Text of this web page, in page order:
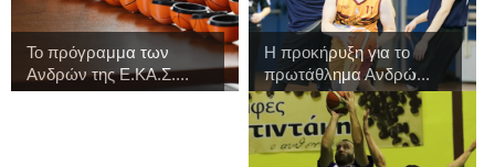
Το πρόγραμμα των
Ανδρών της Ε.ΚΑ.Σ....
Η προκήρυξη για το
πρωτάθλημα Ανδρώ...